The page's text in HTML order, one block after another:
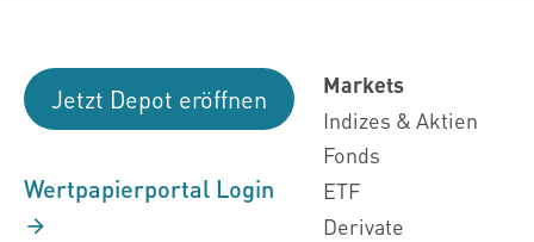
Jetzt Depot eröffnen
Wertpapierportal Login
Markets
Indizes & Aktien
Fonds
ETF
Derivate